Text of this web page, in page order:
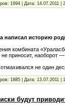
1994 Дата: 14.07.2011 |
написал историю
комбината
приносит, наоборот
не один
1885 Дата: 13.07.2011 |
будут